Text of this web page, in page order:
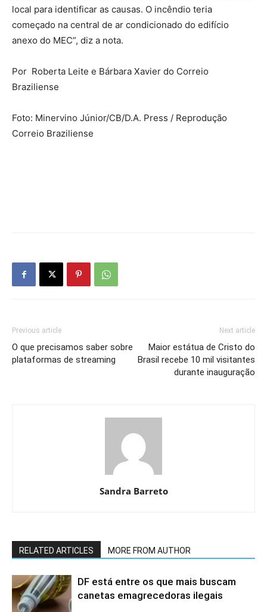
local para identificar as causas. O incêndio teria
começado na central de ar condicionado do edifício
anexo do MEC”, diz a nota.
Por Roberta Leite e Bárbara Xavier do Correio
Braziliense
Foto: Minervino Júnior/CB/D.A. Press / Reprodução
Correio Braziliense
Previous article
O que precisamos saber sobre
plataformas de streaming
Next article
Maior estátua de Cristo do
Brasil recebe 10 mil visitantes
durante inauguração
Sandra Barreto
RELATED ARTICLES MORE FROM AUTHOR
DF está entre os que mais buscam
canetas emagrecedoras ilegais